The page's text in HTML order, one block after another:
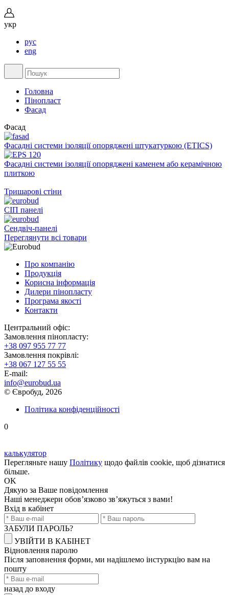
укр
рус
eng
Головна
Пінопласт
Фасад
Фасад
Фасадні системи ізоляції опоряджені штукатуркою (EТICS)
Фасадні системи ізоляції опоряджені каменем або керамічною
плиткою
Тришарові стіни
СІП панелі
Сендвіч-панелі
Переглянути всі товари
Про компанію
Продукція
Корисна інформація
Дилери пінопласту
Програма якості
Контакти
Центральний офіс:
Замовлення пінопласту:
+38 097 955 77 77
Замовлення покрівлі:
+38 067 127 55 55
E-mail:
info@eurobud.ua
© Євробуд, 2026
Політика конфіденційності
0
калькулятор
Перегляньте нашу Політику щодо файлів cookie, щоб дізнатися
більше.
OK
Дякую за Ваше повідомлення
Наші менеджери обов’язково зв’яжуться з вами!
Вхід в кабінет
ЗАБУЛИ ПАРОЛЬ?
УВІЙТИ В КАБІНЕТ
Відновлення паролю
Після заповнення форми, ми надішлемо інстуркцію вам на
пошту
назад до входу